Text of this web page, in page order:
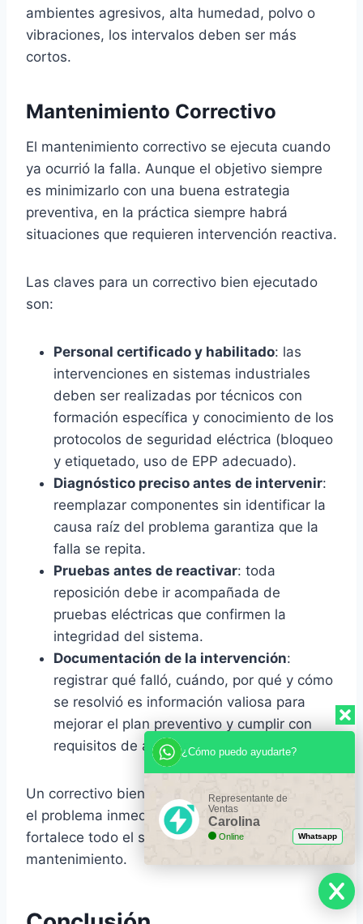
ambientes agresivos, alta humedad, polvo o
vibraciones, los intervalos deben ser más
cortos.
Mantenimiento Correctivo
El mantenimiento correctivo se ejecuta cuando
ya ocurrió la falla. Aunque el objetivo siempre
es minimizarlo con una buena estrategia
preventiva, en la práctica siempre habrá
situaciones que requieren intervención reactiva.
Las claves para un correctivo bien ejecutado
son:
Personal certificado y habilitado: las
intervenciones en sistemas industriales
deben ser realizadas por técnicos con
formación específica y conocimiento de los
protocolos de seguridad eléctrica (bloqueo
y etiquetado, uso de EPP adecuado).
Diagnóstico preciso antes de intervenir:
reemplazar componentes sin identificar la
causa raíz del problema garantiza que la
falla se repita.
Pruebas antes de reactivar: toda
reposición debe ir acompañada de
pruebas eléctricas que confirmen la
integridad del sistema.
Documentación de la intervención:
registrar qué falló, cuándo, por qué y cómo
se resolvió es información valiosa para
mejorar el plan preventivo y cumplir con
requisitos de auditoría.
Un correctivo bien gestionado no solo resuelve
el problema inmediato: genera aprendizaje que
fortalece todo el sistema de gestión del
mantenimiento.
¿Cómo puedo ayudarte?
Representante de
Ventas
Carolina
Online Whatsapp